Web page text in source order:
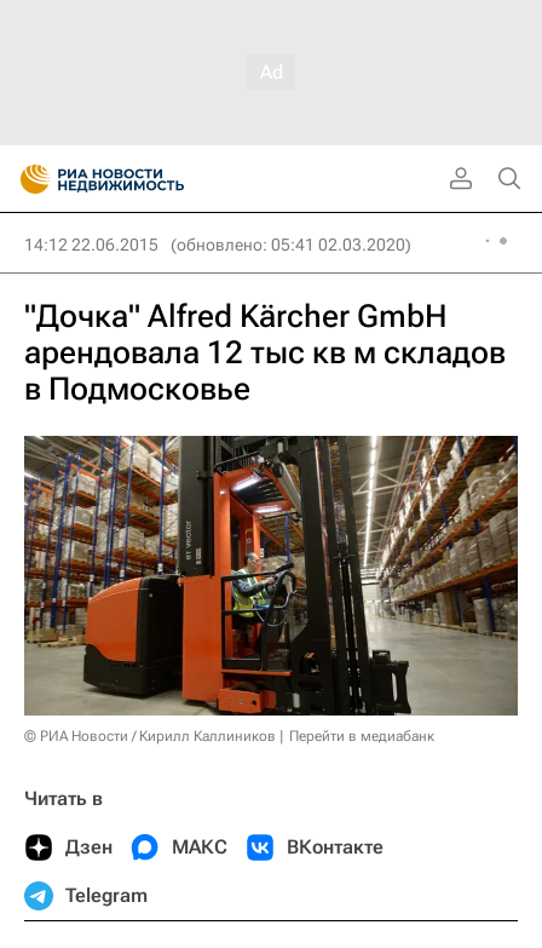
14:12 22.06.2015 (обновлено: 05:41 02.03.2020)
"Дочка" Alfred Kärcher GmbH
арендовала 12 тыс кв м складов
в Подмосковье
© РИА Новости / Кирилл Каллиников Перейти в медиабанк
Читать в
Дзен МАКС ВКонтакте
Telegram